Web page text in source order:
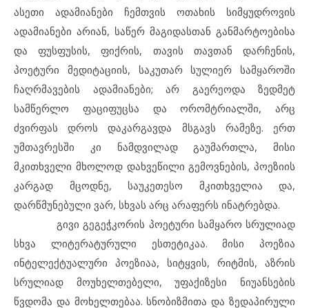
ასეთი ადამიანები ჩემთვის ოთახის სიმყუდროვის
ადამიანები არიან, საწერ მაგიდასთან განმარტოებისა
და ფუსფუსის, ფიქრის, თავის თავთან დარჩენის,
პოეტური მედიტაციის, საკუთარ სულიერ სამყაროში
ჩაღრმავების ადამიანები; არ გაერეოდა ზედმეტ
სამწერლო ფაციფუცსა და ორომტრიალში, არც
ძვირფას დროს დაკარგავდა მსგავს რამეზე. ერთ
უმთავრესში კი ნამდვილად გაუმართლა, მისი
მკითხველი მხოლოდ დახვეწილი გემოვნების, პოეზიის
კარგად მცოდნე, საუკეთესო მკითხველია და,
დარწმუნებული ვარ, სხვას არც არაფერს ინატრებდა.
გივი გეგეჭკორის პოეტური სამყარო სრულიად
სხვა ლიტერატურული ესთეტიკაა. მისი პოეზია
ინტელექტუალური პოეზიაა, სიტყვის, რიტმის, აზრის
სრულიად მოუხელთებელი, უფაქიზესი ნიუანსების
წვდომა და მოხელთებაა. სნობიზმითა და ზედაპირული